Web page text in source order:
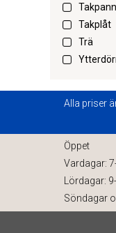
Takplåt
Trä
Alla priser
Öppet
Vardagar:
Lördagar:
Söndagar